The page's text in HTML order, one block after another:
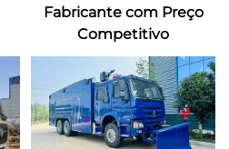
Fabricante com Preço
Competitivo